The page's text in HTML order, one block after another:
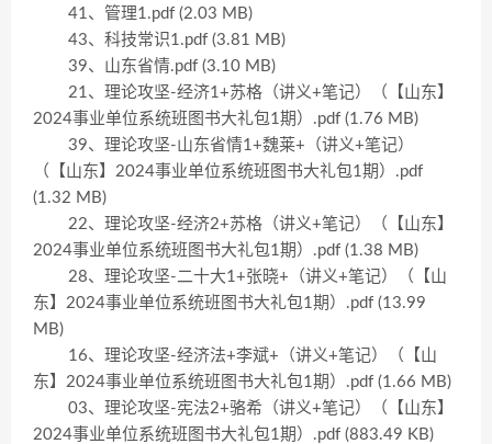
41、管理1.pdf (2.03 MB)
43、科技常识1.pdf (3.81 MB)
39、山东省情.pdf (3.10 MB)
21、理论攻坚-经济1+苏格（讲义+笔记）（【山东】
2024事业单位系统班图书大礼包1期）.pdf (1.76 MB)
39、理论攻坚-山东省情1+魏莱+（讲义+笔记）
（【山东】2024事业单位系统班图书大礼包1期）.pdf
(1.32 MB)
22、理论攻坚-经济2+苏格（讲义+笔记）（【山东】
2024事业单位系统班图书大礼包1期）.pdf (1.38 MB)
28、理论攻坚-二十大1+张晓+（讲义+笔记）（【山
东】2024事业单位系统班图书大礼包1期）.pdf (13.99
MB)
16、理论攻坚-经济法+李斌+（讲义+笔记）（【山
东】2024事业单位系统班图书大礼包1期）.pdf (1.66 MB)
03、理论攻坚-宪法2+骆希（讲义+笔记）（【山东】
2024事业单位系统班图书大礼包1期）.pdf (883.49 KB)